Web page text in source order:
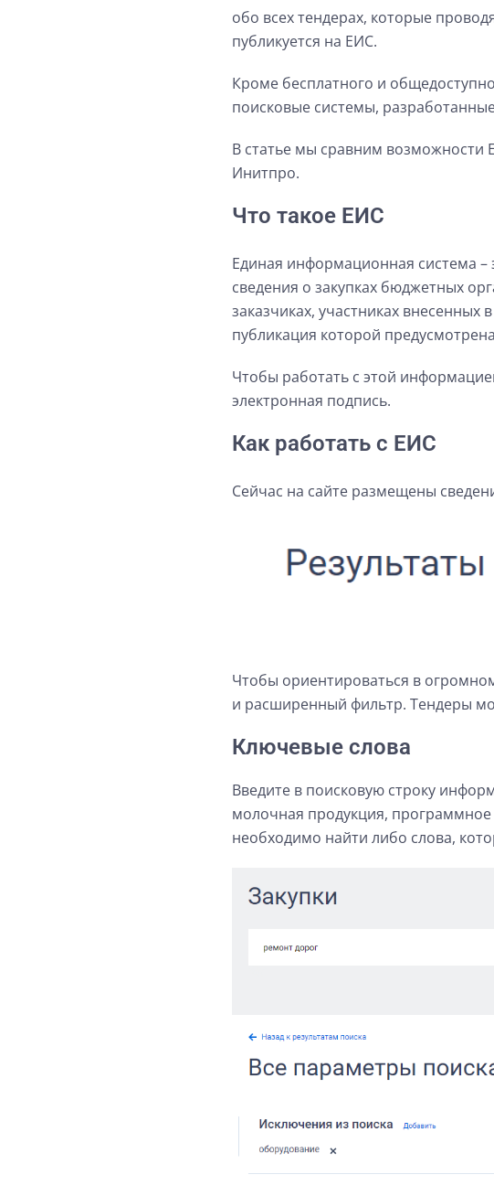
обо всех тендерах, которые
публикуется на ЕИС.
Кроме бесплатного и
поисковые системы,
В статье мы сравним возможности
Инитпро.
Что такое ЕИС
Единая информационная система –
сведения о закупках бюджетных
заказчиках, участниках
публикация которой
Чтобы работать с этой
электронная подпись.
Как работать с ЕИС
Сейчас на сайте размещены
Чтобы ориентироваться в
и расширенный фильтр. Тендеры
Ключевые слова
Введите в поисковую строку
молочная продукция,
необходимо найти либо слова,